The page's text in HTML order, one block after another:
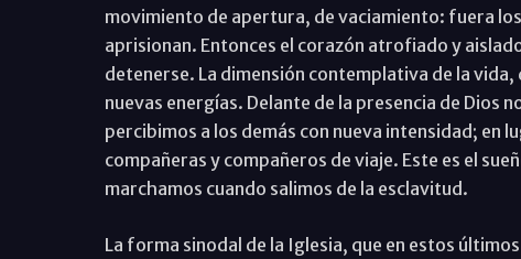
movimiento de apertura, de vaciamiento: fuera
aprisionan. Entonces el corazón atrofiado y
detenerse. La dimensión contemplativa de la
nuevas energías. Delante de la presencia de Dios
percibimos a los demás con nueva intensidad; en
compañeras y compañeros de viaje. Este es el
marchamos cuando salimos de la esclavitud.
La forma sinodal de la Iglesia, que en estos